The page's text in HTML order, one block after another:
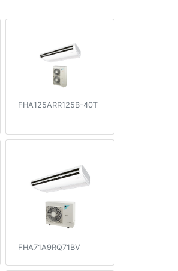
FHA125ARR125B-40T
FHA71A9RQ71BV